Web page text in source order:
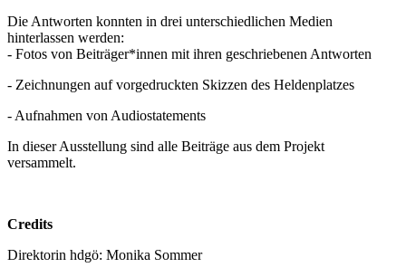
Die Antworten konnten in drei unterschiedlichen Medien
hinterlassen werden:
- Fotos von Beiträger*innen mit ihren geschriebenen Antworten
- Zeichnungen auf vorgedruckten Skizzen des Heldenplatzes
- Aufnahmen von Audiostatements
In dieser Ausstellung sind alle Beiträge aus dem Projekt
versammelt.
Credits
Direktorin hdgö: Monika Sommer